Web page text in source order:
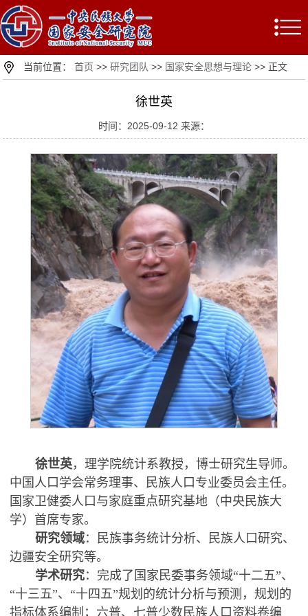
当前位置：首页 >>研究团队 >> 国家安全思想与理论 >> 正文
徐世英
时间：2025-09-12 来源：
徐世英，理学院统计系教授，博士研究生导师。
中国人口学会常务理事、民族人口专业委员会主任。
国家卫健委人口与家庭重点研究基地（中央民族大
学）首席专家。
研究领域：民族事务统计分析、民族人口研究、
边疆安全研究等。
学术研究：完成了国家民委事务领域“十二五”、
“十三五”、“十四五”规划的统计分析与预测，规划的
指标体系编制；六普、七普少数民族人口资料卷编